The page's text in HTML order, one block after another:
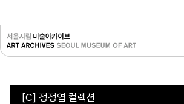
[C] 정정엽 컬렉션